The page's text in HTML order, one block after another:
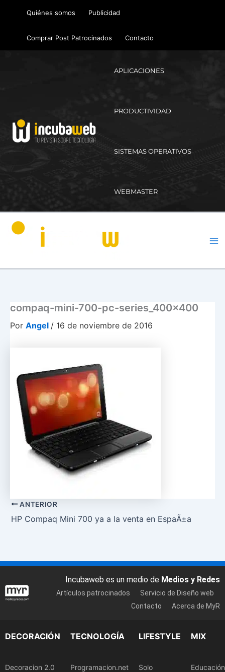
Quiénes somos Publicidad
Comprar Post Patrocinados Contacto
APLICACIONES
PRODUCTIVIDAD
SISTEMAS OPERATIVOS
WEBMASTER
compaq-mini-700-pc-series_400x400
Por Angel / 16 de noviembre de 2016
ANTERIOR
HP Compaq Mini 700 ya a la venta en EspaÃ±a
Incubaweb es un medio de Medios y Redes
Artículos patrocinados
Servicio de Diseño web
Contacto
Acerca de MyR
DECORACIÓN
Decoracion 2.0
TECNOLOGÍA
Programacion.net
LIFESTYLE
Solo
MIX
Educación